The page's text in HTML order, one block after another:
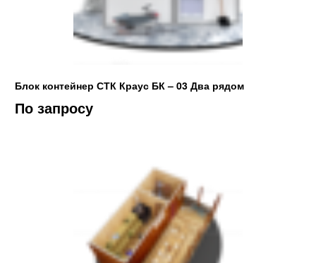
Блок контейнер СТК Краус БК – 03 Два рядом
По запросу